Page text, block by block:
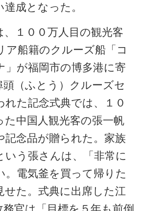
成となった。
１００万人目の観光客
ア船籍のクルーズ船「コ
が福岡市の博多港に寄
頭（ふとう）クルーズセ
れた記念式典では、１０
た中国人観光客の張一帆
記念品が贈られた。家族
いう張さんは、「非常に
。電気釜を買って帰りた
せた。式典に出席した江